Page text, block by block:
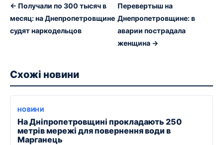
← Получали по 300 тысяч в
месяц: на Днепропетровщине
судят наркодельцов
Перевертыш на
Днепропетровщине: в
аварии пострадала
женщина →
Схожі новини
НОВИНИ
На Дніпропетровщині прокладають 250
метрів мережі для повернення води в
Марганець